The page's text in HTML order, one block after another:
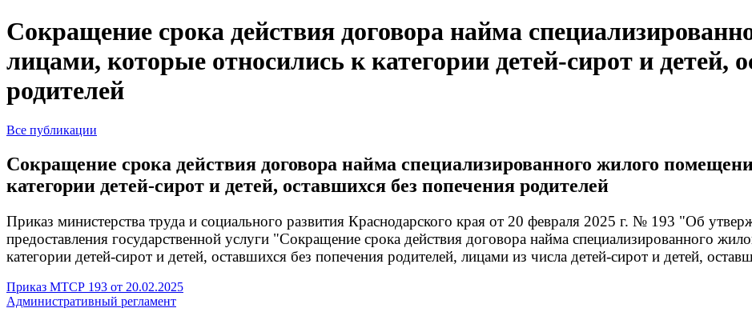
Сокращение срока действия договора найма
лицами, которые относились к категории детей-сирот и детей,
родителей
Все публикации
Сокращение срока действия договора найма специализированного жилого
категории детей-сирот и детей, оставшихся без попечения родителей
Приказ министерства труда и социального развития Краснодарского края от 20 февраля 2025 г. № 193 "Об
предоставления государственной услуги "Сокращение срока действия договора найма специализированного
категории детей-сирот и детей, оставшихся без попечения родителей, лицами из числа детей-сирот и детей,
Приказ МТСР 193 от 20.02.2025
Административный регламент